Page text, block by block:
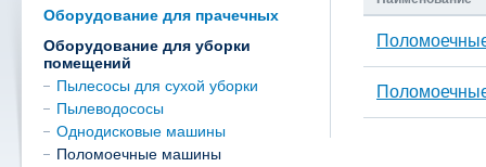
Оборудование для прачечных
Оборудование для уборки
помещений
Пылесосы для сухой уборки
Пылеводососы
Однодисковые машины
Поломоечные машины